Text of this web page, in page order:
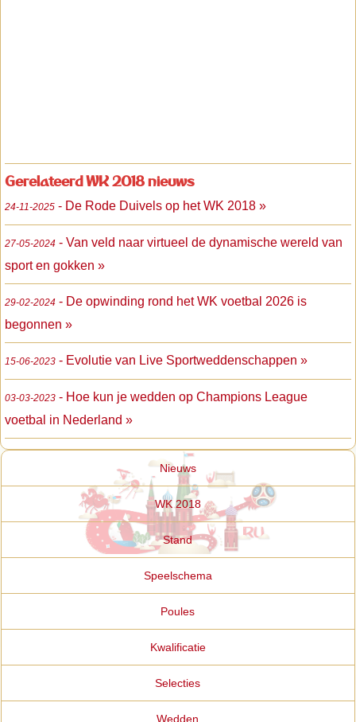
Gerelateerd WK 2018 nieuws
24-11-2025 - De Rode Duivels op het WK 2018 »
27-05-2024 - Van veld naar virtueel de dynamische wereld van
sport en gokken »
29-02-2024 - De opwinding rond het WK voetbal 2026 is
begonnen »
15-06-2023 - Evolutie van Live Sportweddenschappen »
03-03-2023 - Hoe kun je wedden op Champions League
voetbal in Nederland »
Nieuws
WK 2018
Stand
Speelschema
Poules
Kwalificatie
Selecties
Wedden